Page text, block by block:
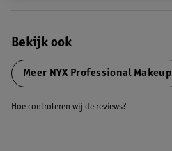
Bekijk ook
Meer NYX Professional Makeup
Hoe controleren wij de reviews?